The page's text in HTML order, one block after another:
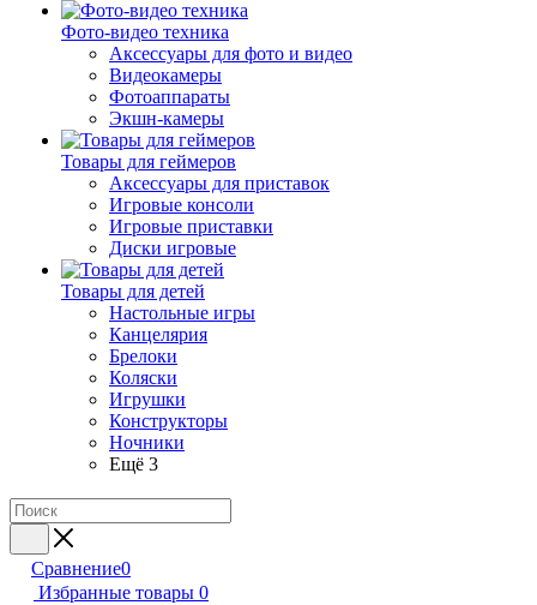
Фото-видео техника
Аксессуары для фото и видео
Видеокамеры
Фотоаппараты
Экшн-камеры
Товары для геймеров
Аксессуары для приставок
Игровые консоли
Игровые приставки
Диски игровые
Товары для детей
Настольные игры
Канцелярия
Брелоки
Коляски
Игрушки
Конструкторы
Ночники
Ещё 3
Сравнение0
Избранные товары 0